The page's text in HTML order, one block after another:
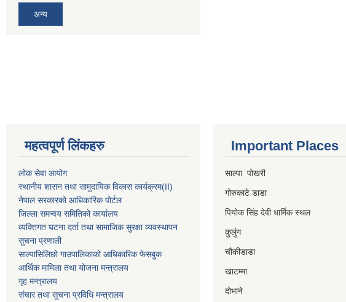
अन्य
महत्वपूर्ण लिंकहरु
लोक सेवा आयोग
स्थानीय शासन तथा सामुदायिक विकास कार्यक्रम(II)
नेपाल सरकारको आधिकारिक पोर्टल
जिल्ला समन्वय समितिको कार्यालय
व्यक्तिगत घटना दर्ता तथा सामाजिक सुरक्षा व्यवस्थापन
सुचना प्रणाली
साल्पासिलिछो गाउपालिकाको आधिकारिक फेसबुक
आर्थिक मामिला तथा योजना मन्त्रालय
गृह मन्त्रालय
संचार तथा सुचना प्रविधि मन्त्रालय
Important Places
साल्पा पोखरी
गोरुकाटे डाडा
पियोक सिंह देवी धार्मिक स्थल
कुलुंग
चौकीडाडा
खाटम्मा
दोभाने